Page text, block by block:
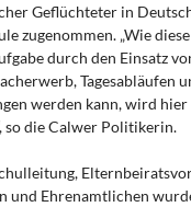
Geflüchteter in
zugenommen. „Wie diese
durch den Einsatz
Tagesabläufen
werden kann, wird
so die Calwer Politikerin.
und Ehrenamtlichen